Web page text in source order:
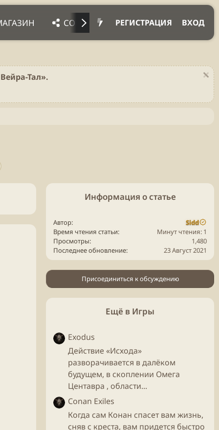
СОЦ. СЕТИ ПРОЧЕЕ ВХОД
РЕГИСТРАЦИЯ
Тал».
Информация о статье
Автор
Sidd
Время чтения статьи
Минут чтения: 1
Просмотры
1,480
Последнее обновление
23 Август 2021
Присоединиться к обсуждению
Ещё в Игры
Exodus
Действие «Исхода»
разворачивается в далёком
будущем, в скоплении Омега
Центавра , области...
Conan Exiles
Когда сам Конан спасет вам жизнь,
сняв с креста, вам придется быстро